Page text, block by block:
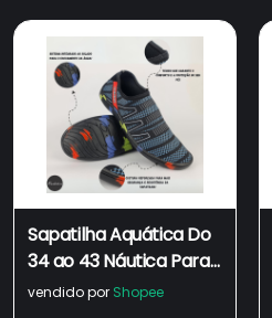
Sapatilha Aquática Do
34 ao 43 Náutica Para
Pesca Natação
vendido por Shopee